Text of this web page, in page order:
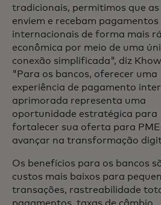
tradicionais, permitimos que as
enviem e recebam pagamentos
internacionais de forma mais
econômica por meio de uma
conexão simplificada", diz
"Para os bancos, oferecer uma
experiência de pagamento
aprimorada representa uma
oportunidade estratégica para
fortalecer sua oferta para
avançar na transformação
Os benefícios para os bancos
custos mais baixos para
transações, rastreabilidade